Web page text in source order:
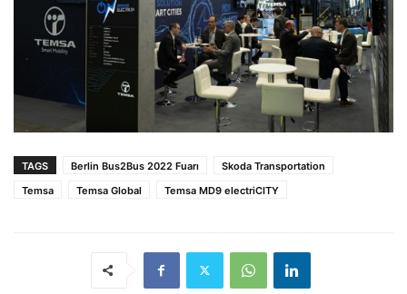
TAGS Berlin Bus2Bus 2022 Fuarı
Skoda Transportation
Temsa
Temsa Global Temsa MD9 electriCITY